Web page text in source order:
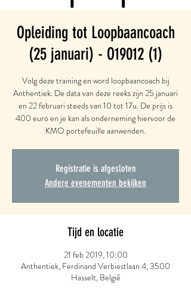
Opleiding tot Loopbaancoach
(25 januari) - O19012 (1)
Volg deze training en word loopbaancoach bij
Anthentiek. De data van deze reeks zijn 25 januari
en 22 februari steeds van 10 tot 17u. De prijs is
400 euro en je kan als onderneming hiervoor de
KMO portefeuille aanwenden.
Registratie is afgesloten
Andere evenementen bekijken
Tijd en locatie
21 feb 2019, 10:00
Anthentiek, Ferdinand Verbiestlaan 4, 3500
Hasselt, België